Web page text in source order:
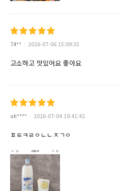
74** 2026-07-06 15:09:35
고소하고 맛있어요 좋아요
oh**** 2026-07-04 19:41:42
ㅍㅌㅋㄹㅇㄴㄴㅈㄱㅇ